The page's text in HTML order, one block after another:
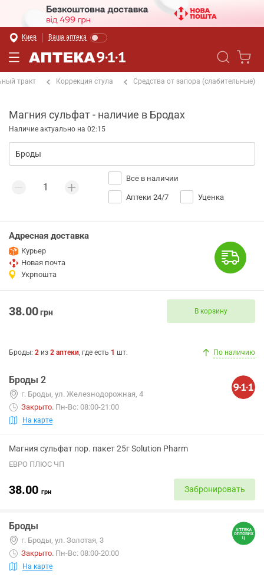
Киев Ваша аптека
тракт Коррекция стула Средства от запора (слабительные)
Магния сульфат - наличие в Бродах
Наличие актуально на 02:15
Все в наличии
Аптеки 24/7 Уценка
Адресная доставка
Курьер
Новая почта
Укрпошта
38.00грн В корзину
Броды: 2 из 2 аптеки, где есть 1 шт. По наличию
Броды 2
г. Броды, ул. Железнодорожная, 4
Закрыто. Пн-Вс: 08:00-21:00
На карте
Магния сульфат пор. пакет 25г Solution Pharm
ЕВРО ПЛЮС ЧП
38.00 грн Забронировать
Броды
г. Броды, ул. Золотая, 3
Закрыто. Пн-Вс: 08:00-20:00
На карте